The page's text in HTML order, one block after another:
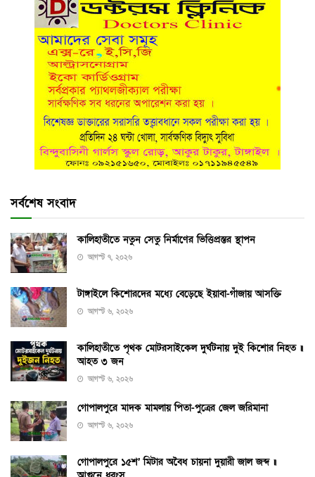
সর্বশেষ সংবাদ
কালিহাতীতে নতুন সেতু নির্মাণের ভিত্তিপ্রস্তর স্থাপন
আগস্ট ৭, ২০২৬
টাঙ্গাইলে কিশোরদের মধ্যে বেড়েছে ইয়াবা-গাঁজায় আসক্তি
আগস্ট ৬, ২০২৬
কালিহাতীতে পৃথক মোটরসাইকেল দুর্ঘটনায় দুই কিশোর নিহত ॥
আহত ৩ জন
আগস্ট ৬, ২০২৬
গোপালপুরে মাদক মামলায় পিতা-পুত্রের জেল জরিমানা
আগস্ট ৬, ২০২৬
গোপালপুরে ১৫শ’ মিটার অবৈধ চায়না দুয়ারী জাল জব্দ ॥